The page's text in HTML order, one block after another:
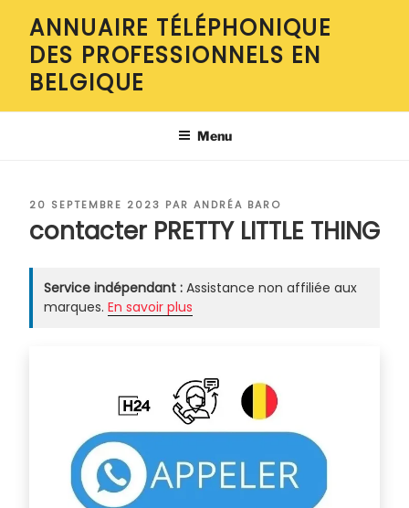
contenu
principal
ANNUAIRE TÉLÉPHONIQUE
DES PROFESSIONNELS EN
BELGIQUE
Menu
PUBLIÉ
20 SEPTEMBRE 2023 PAR ANDRÉA BARO
contacter PRETTY LITTLE THING
Service indépendant : Assistance non affiliée aux
marques. En savoir plus